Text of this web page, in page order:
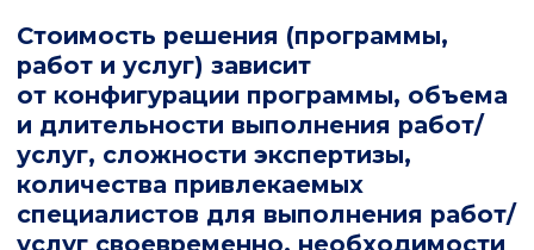
ЦУП 2.0 Инструкция по работе с
движком KV
ЦУП 2.0 Лицензионное
соглашение с конечным